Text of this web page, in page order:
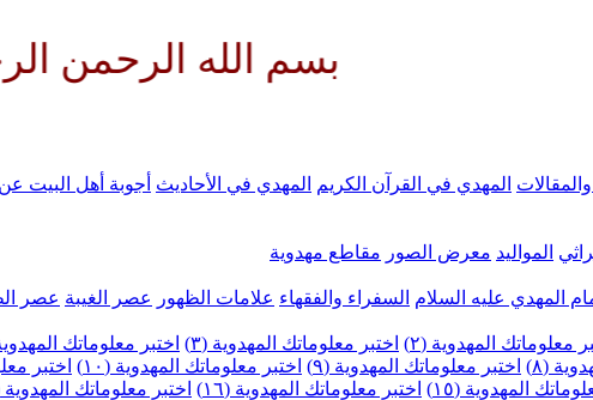
بسم الله الرحمن الرحيم
المهدي في القرآن الكريم المهدي في الأحاديث أجوبة أهل البيت
المواليد معرض الصور مقاطع مهدوية
المهدي عليه السلام السفراء والفقهاء علامات الظهور عصر الغيبة عصر
معلوماتك المهدوية (٢) اختبر معلوماتك المهدوية (٣) اختبر معلوماتك
(٨) اختبر معلوماتك المهدوية (٩) اختبر معلوماتك المهدوية (١٠) اختبر
المهدوية (١٥) اختبر معلوماتك المهدوية (١٦) اختبر معلوماتك المهدوية